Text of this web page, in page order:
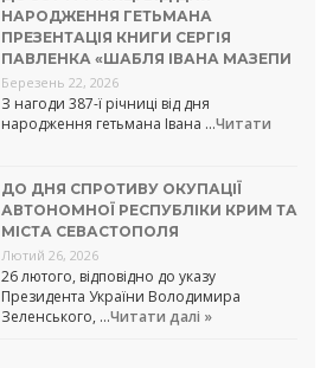
НАРОДЖЕННЯ ГЕТЬМАНА
ПРЕЗЕНТАЦІЯ КНИГИ СЕРГІЯ
ПАВЛЕНКА «ШАБЛЯ ІВАНА МАЗЕПИ
Березень 22, 2026
З нагоди 387-ї річниці від дня
народження гетьмана Івана …Читати
ДО ДНЯ СПРОТИВУ ОКУПАЦІЇ
АВТОНОМНОЇ РЕСПУБЛІКИ КРИМ ТА
МІСТА СЕВАСТОПОЛЯ
Лютий 26, 2026
26 лютого, відповідно до указу
Президента України Володимира
Зеленського, …Читати далі »